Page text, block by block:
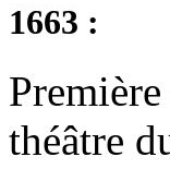
1663 :
théâtre